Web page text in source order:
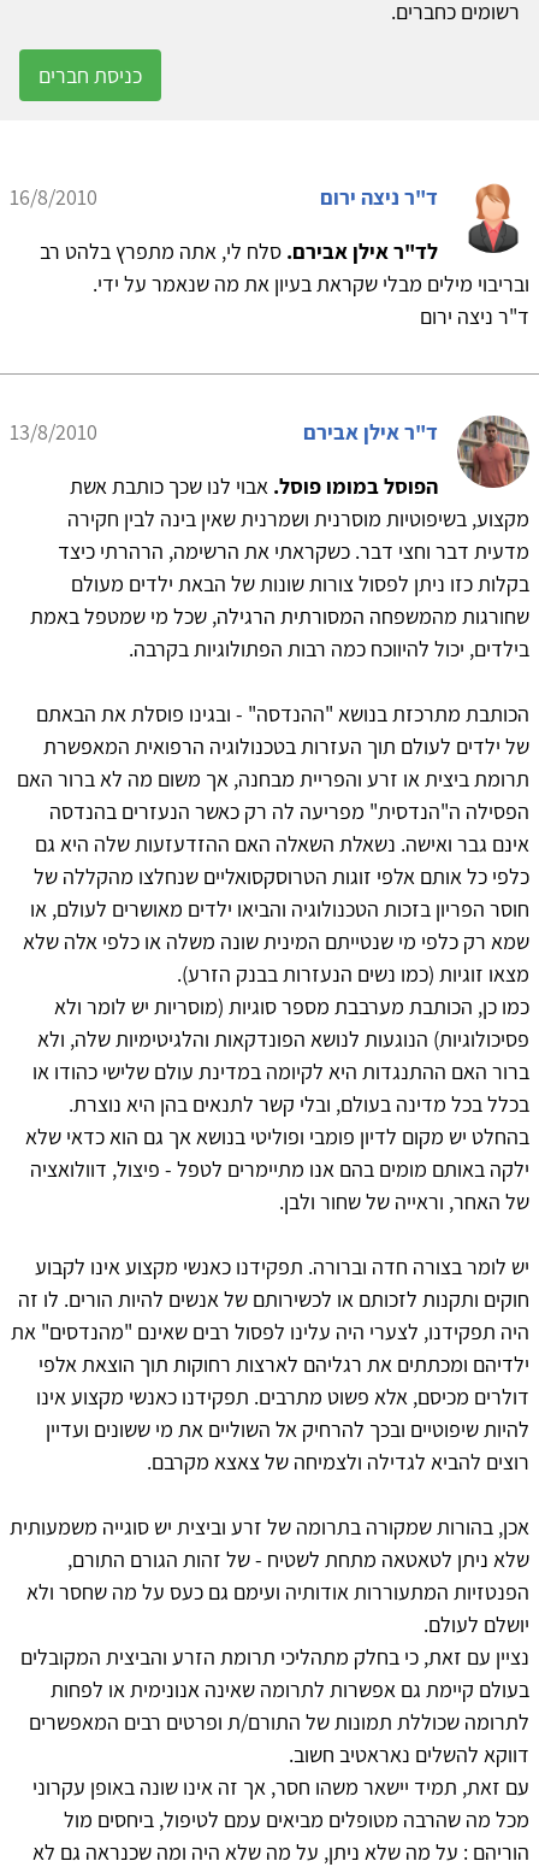
רשומים כחברים.
כניסת חברים
ד"ר ניצה ירום
16/8/2010
לד"ר אילן אבירם. סלח לי, אתה מתפרץ בלהט רב
ובריבוי מילים מבלי שקראת בעיון את מה שנאמר על ידי.
ד"ר ניצה ירום
ד"ר אילן אבירם
13/8/2010
הפוסל במומו פוסל. אבוי לנו שכך כותבת אשת
מקצוע, בשיפוטיות מוסרנית ושמרנית שאין בינה לבין חקירה
מדעית דבר וחצי דבר. כשקראתי את הרשימה, הרהרתי כיצד
בקלות כזו ניתן לפסול צורות שונות של הבאת ילדים מעולם
שחורגות מהמשפחה המסורתית הרגילה, שכל מי שמטפל באמת
בילדים, יכול להיווכח כמה רבות הפתולוגיות בקרבה.
הכותבת מתרכזת בנושא "ההנדסה" - ובגינו פוסלת את הבאתם
של ילדים לעולם תוך העזרות בטכנולוגיה הרפואית המאפשרת
תרומת ביצית או זרע והפריית מבחנה, אך משום מה לא ברור האם
הפסילה ה"הנדסית" מפריעה לה רק כאשר הנעזרים בהנדסה
אינם גבר ואישה. נשאלת השאלה האם ההזדעזעות שלה היא גם
כלפי כל אותם אלפי זוגות הטרוסקסואליים שנחלצו מהקללה של
חוסר הפריון בזכות הטכנולוגיה והביאו ילדים מאושרים לעולם, או
שמא רק כלפי מי שנטייתם המינית שונה משלה או כלפי אלה שלא
מצאו זוגיות (כמו נשים הנעזרות בבנק הזרע).
כמו כן, הכותבת מערבבת מספר סוגיות (מוסריות יש לומר ולא
פסיכולוגיות) הנוגעות לנושא הפונדקאות והלגיטימיות שלה, ולא
ברור האם ההתנגדות היא לקיומה במדינת עולם שלישי כהודו או
בכלל בכל מדינה בעולם, ובלי קשר לתנאים בהן היא נוצרת.
בהחלט יש מקום לדיון פומבי ופוליטי בנושא אך גם הוא כדאי שלא
ילקה באותם מומים בהם אנו מתיימרים לטפל - פיצול, דוולואציה
של האחר, וראייה של שחור ולבן.
יש לומר בצורה חדה וברורה. תפקידנו כאנשי מקצוע אינו לקבוע
חוקים ותקנות לזכותם או לכשירותם של אנשים להיות הורים. לו זה
היה תפקידנו, לצערי היה עלינו לפסול רבים שאינם "מהנדסים" את
ילדיהם ומכתתים את רגליהם לארצות רחוקות תוך הוצאת אלפי
דולרים מכיסם, אלא פשוט מתרבים. תפקידנו כאנשי מקצוע אינו
להיות שיפוטיים ובכך להרחיק אל השוליים את מי ששונים ועדיין
רוצים להביא לגדילה ולצמיחה של צאצא מקרבם.
אכן, בהורות שמקורה בתרומה של זרע וביצית יש סוגייה משמעותית
שלא ניתן לטאטאה מתחת לשטיח - של זהות הגורם התורם,
הפנטזיות המתעוררות אודותיה ועימם גם כעס על מה שחסר ולא
יושלם לעולם.
נציין עם זאת, כי בחלק מתהליכי תרומת הזרע והביצית המקובלים
בעולם קיימת גם אפשרות לתרומה שאינה אנונימית או לפחות
לתרומה שכוללת תמונות של התורם/ת ופרטים רבים המאפשרים
דווקא להשלים נאראטיב חשוב.
עם זאת, תמיד יישאר משהו חסר, אך זה אינו שונה באופן עקרוני
מכל מה שהרבה מטופלים מביאים עמם לטיפול, ביחסים מול
הוריהם : על מה שלא ניתן, על מה שלא היה ומה שכנראה גם לא